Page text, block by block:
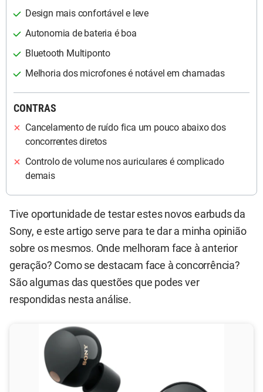
Design mais confortável e leve
Autonomia de bateria é boa
Bluetooth Multiponto
Melhoria dos microfones é notável em chamadas
CONTRAS
Cancelamento de ruído fica um pouco abaixo dos
concorrentes diretos
Controlo de volume nos auriculares é complicado
demais
Tive oportunidade de testar estes novos earbuds da
Sony, e este artigo serve para te dar a minha opinião
sobre os mesmos. Onde melhoram face à anterior
geração? Como se destacam face à concorrência?
São algumas das questões que podes ver
respondidas nesta análise.